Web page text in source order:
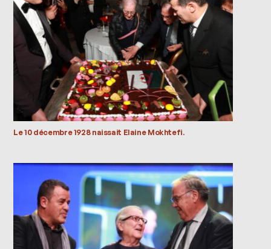
Le 10 décembre 1928 naissait Elaine Mokhtefi.